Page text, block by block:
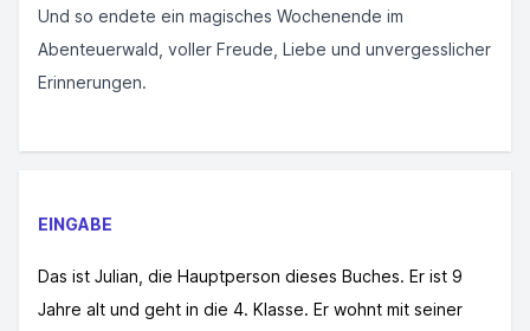
Und so endete ein magisches Wochenende im
Abenteuerwald, voller Freude, Liebe und unvergesslicher
Erinnerungen.
EINGABE
Das ist Julian, die Hauptperson dieses Buches. Er ist 9
Jahre alt und geht in die 4. Klasse. Er wohnt mit seiner